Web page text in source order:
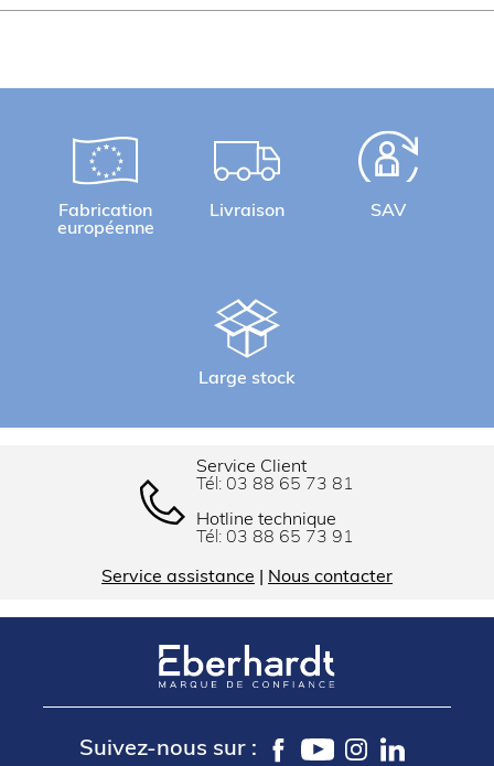
Fabrication
européenne
Livraison SAV
Large stock
Service Client
Tél: 03 88 65 73 81
Hotline technique
Tél: 03 88 65 73 91
Service assistance Nous contacter
Suivez-nous sur :